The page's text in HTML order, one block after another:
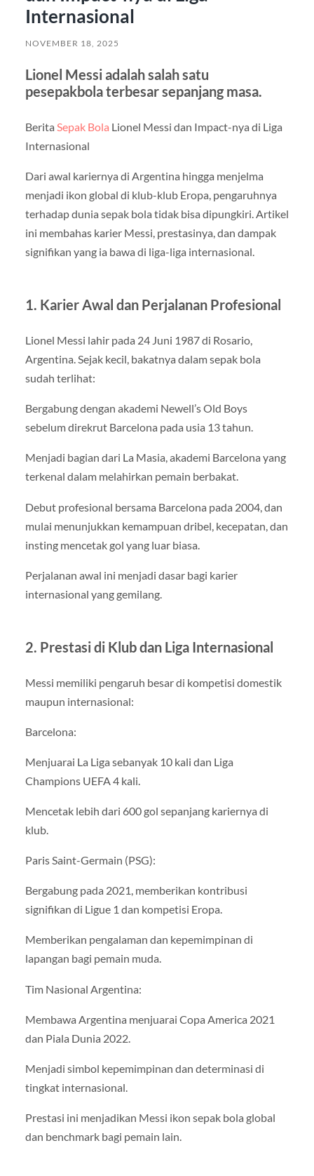
Internasional
NOVEMBER 18, 2025
Lionel Messi adalah salah satu
pesepakbola terbesar sepanjang masa.
Berita Sepak Bola Lionel Messi dan Impact-nya di Liga
Internasional
Dari awal kariernya di Argentina hingga menjelma
menjadi ikon global di klub-klub Eropa, pengaruhnya
terhadap dunia sepak bola tidak bisa dipungkiri. Artikel
ini membahas karier Messi, prestasinya, dan dampak
signifikan yang ia bawa di liga-liga internasional.
1. Karier Awal dan Perjalanan Profesional
Lionel Messi lahir pada 24 Juni 1987 di Rosario,
Argentina. Sejak kecil, bakatnya dalam sepak bola
sudah terlihat:
Bergabung dengan akademi Newell’s Old Boys
sebelum direkrut Barcelona pada usia 13 tahun.
Menjadi bagian dari La Masia, akademi Barcelona yang
terkenal dalam melahirkan pemain berbakat.
Debut profesional bersama Barcelona pada 2004, dan
mulai menunjukkan kemampuan dribel, kecepatan, dan
insting mencetak gol yang luar biasa.
Perjalanan awal ini menjadi dasar bagi karier
internasional yang gemilang.
2. Prestasi di Klub dan Liga Internasional
Messi memiliki pengaruh besar di kompetisi domestik
maupun internasional:
Barcelona:
Menjuarai La Liga sebanyak 10 kali dan Liga
Champions UEFA 4 kali.
Mencetak lebih dari 600 gol sepanjang kariernya di
klub.
Paris Saint-Germain (PSG):
Bergabung pada 2021, memberikan kontribusi
signifikan di Ligue 1 dan kompetisi Eropa.
Memberikan pengalaman dan kepemimpinan di
lapangan bagi pemain muda.
Tim Nasional Argentina:
Membawa Argentina menjuarai Copa America 2021
dan Piala Dunia 2022.
Menjadi simbol kepemimpinan dan determinasi di
tingkat internasional.
Prestasi ini menjadikan Messi ikon sepak bola global
dan benchmark bagi pemain lain.